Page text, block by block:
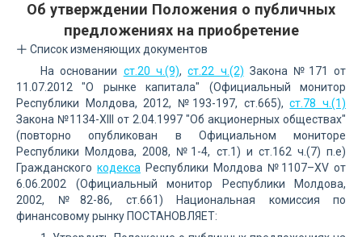
Об утверждении Положения о публичных
предложениях на приобретение
Список изменяющих документов
На основании ст.20 ч.(9),ст.22 ч.(2) Закона №171 от
11.07.2012 "О рынке капитала" (Официальный монитор
Республики Молдова, 2012, №193-197, ст.665),ст.78 ч.(1)
Закона №1134-XIII от 2.04.1997 "Об акционерных обществах"
(повторно опубликован в Официальном мониторе
Республики Молдова, 2008, №1-4, ст.1) и ст.162 ч.(7) п.e)
Гражданского кодекса Республики Молдова №1107–XV от
6.06.2002 (Официальный монитор Республики Молдова,
2002, №82-86, ст.661) Национальная комиссия по
финансовому рынку ПОСТАНОВЛЯЕТ: